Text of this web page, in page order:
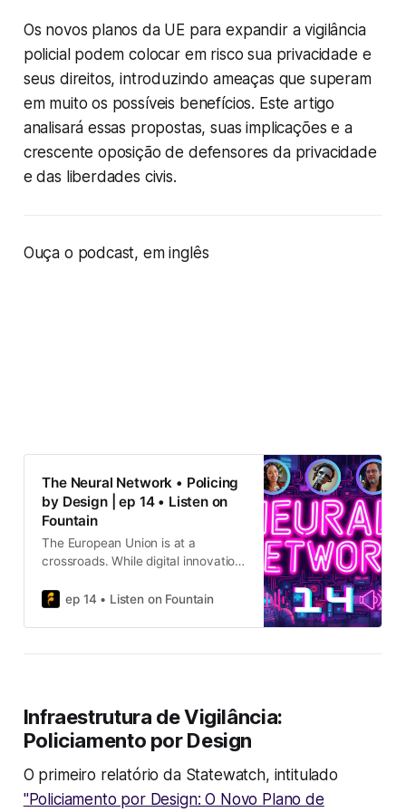
Os novos planos da UE para expandir a vigilância
policial podem colocar em risco sua privacidade e
seus direitos, introduzindo ameaças que superam
em muito os possíveis benefícios. Este artigo
analisará essas propostas, suas implicações e a
crescente oposição de defensores da privacidade
e das liberdades civis.
Ouça o podcast, em inglês
The Neural Network • Policing
by Design | ep 14 • Listen on
Fountain
The European Union is at a
crossroads. While digital innovation
critical in a connected world,
recent reports published by
*Statewatch* shed light on
troubling developments in the EU’s
among privacy advocates and civil
rights organizations.
ep 14 • Listen on Fountain
Infraestrutura de Vigilância:
Policiamento por Design
O primeiro relatório da Statewatch, intitulado
"Policiamento por Design: O Novo Plano de